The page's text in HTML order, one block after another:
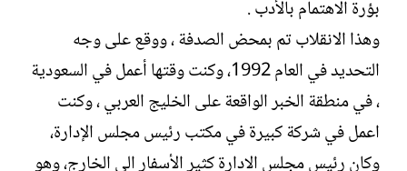
بؤرة الاهتمام بالأدب .
وهذا الانقلاب تم بمحض الصدفة ، ووقع على وجه
التحديد في العام 1992، وكنت وقتها أعمل في السعودية
، في منطقة الخبر الواقعة على الخليج العربي ، وكنت
اعمل في شركة كبيرة في مكتب رئيس مجلس الإدارة،
وكان رئيس مجلس الادارة كثير الأسفار الى الخارج، وهو